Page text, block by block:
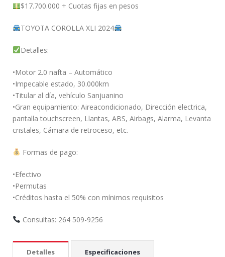
$17.700.000 + Cuotas fijas en pesos
TOYOTA COROLLA XLI 2024
Detalles:
•Motor 2.0 nafta – Automático
•Impecable estado, 30.000km
•Titular al día, vehículo Sanjuanino
•Gran equipamiento: Aireacondicionado, Dirección electrica,
pantalla touchscreen, Llantas, ABS, Airbags, Alarma, Levanta
cristales, Cámara de retroceso, etc.
Formas de pago:
•Efectivo
•Permutas
•Créditos hasta el 50% con mínimos requisitos
Consultas: 264 509-9256
Detalles Especificaciones